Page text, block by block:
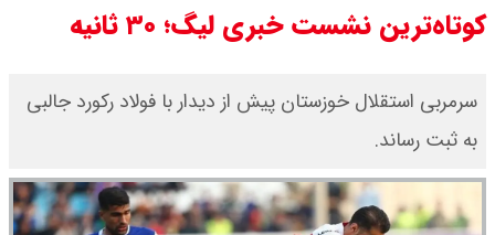
کوتاه‌ترین نشست خبری لیگ؛ ۳۰ ثانیه
سرمربی استقلال خوزستان پیش از دیدار با فولاد رکورد جالبی
به ثبت رساند.